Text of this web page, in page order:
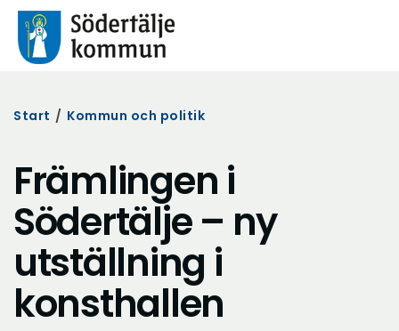
Start / Kommun och politik
Främlingen i
Södertälje – ny
utställning i
konsthallen